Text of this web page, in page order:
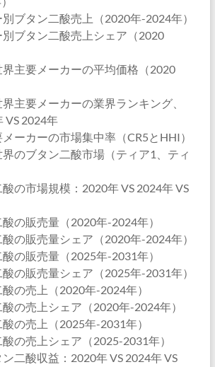
別ブタン二酸売上（2020年-2024年）
別ブタン二酸売上シェア（2020
界主要メーカーの平均価格（2020
主要メーカーの業界ランキング、
VS 2024年
ーカーの市場集中率（CR5とHHI）
界のブタン二酸市場（ティア1、ティ
酸の市場規模：2020年 VS 2024年 VS
の販売量（2020年-2024年）
酸の販売量シェア（2020年-2024年）
の販売量（2025年-2031年）
酸の販売量シェア（2025年-2031年）
の売上（2020年-2024年）
の売上シェア（2020年-2024年）
の売上（2025年-2031年）
の売上シェア（2025-2031年）
二酸収益：2020年 VS 2024年 VS